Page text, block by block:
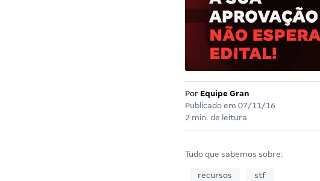
Por Equipe Gran
Publicado em 07/11/16
2 min. de leitura
Tudo que sabemos sobre:
recursos stf